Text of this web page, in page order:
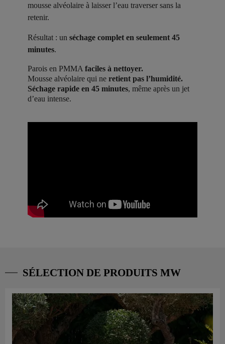
mousse alvéolaire à laisser l’eau traverser sans la
retenir.
Résultat : un séchage complet en seulement 45
minutes.
Parois en PMMA faciles à nettoyer.
Mousse alvéolaire qui ne retient pas l’humidité.
Séchage rapide en 45 minutes, même après un jet
d’eau intense.
SÉLECTION DE PRODUITS MW